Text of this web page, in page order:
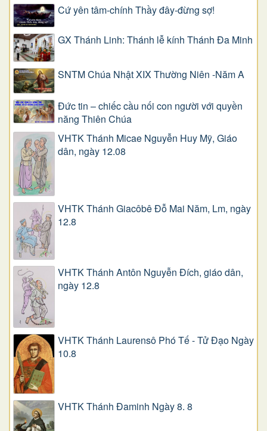
Cứ yên tâm-chính Thầy đây-đừng sợ!
GX Thánh Linh: Thánh lễ kính Thánh Đa Minh
SNTM Chúa Nhật XIX Thường Niên -Năm A
Đức tin – chiếc cầu nối con người với quyền
năng Thiên Chúa
VHTK Thánh Micae Nguyễn Huy Mỹ, Giáo
dân, ngày 12.08
VHTK Thánh Giacôbê Ðỗ Mai Năm, Lm, ngày
12.8
VHTK Thánh Antôn Nguyễn Ðích, giáo dân,
ngày 12.8
VHTK Thánh Laurensô Phó Tế - Tử Đạo Ngày
10.8
VHTK Thánh Đaminh Ngày 8. 8